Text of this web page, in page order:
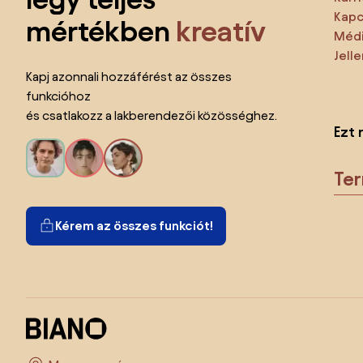
mértékben kreatív
Kapj azonnali hozzáférést az összes
funkcióhoz
és csatlakozz a lakberendezői közösséghez.
Kérem az összes funkciót!
Ezt